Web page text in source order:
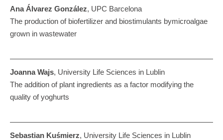
Ana Álvarez González, UPC Barcelona
The production of biofertilizer and biostimulants bymicroalgae
grown in wastewater
Joanna Wajs, University Life Sciences in Lublin
The addition of plant ingredients as a factor modifying the
quality of yoghurts
Sebastian Kuśmierz, University Life Sciences in Lublin